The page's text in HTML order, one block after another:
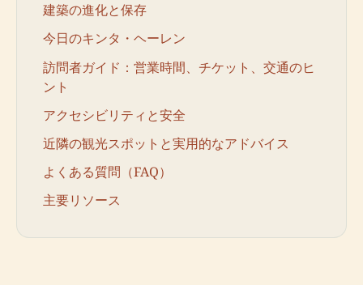
建築の進化と保存
今日のキンタ・ヘーレン
訪問者ガイド：営業時間、チケット、交通のヒ
ント
アクセシビリティと安全
近隣の観光スポットと実用的なアドバイス
よくある質問（FAQ）
主要リソース